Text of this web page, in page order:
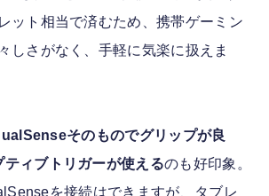
ット相当で済むため、携帯ゲーミン
しさがなく、手軽に気楽に扱えま
そのものでグリップが良
ティブトリガーが使えるのも好印象。
を接続はできますが、タブレ